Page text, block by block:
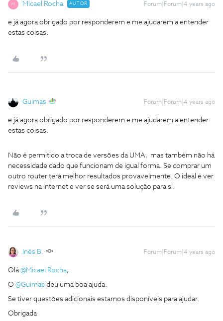
M Micael Rocha AUTOR Forum|Forum|4 years ago
e já agora obrigado por responderem e me ajudarem a entender
estas coisas.
Guimas Forum|Forum|4 years ago
e já agora obrigado por responderem e me ajudarem a entender
estas coisas.
Não é permitido a troca de versões da UMA, mas também não há
necessidade dado que funcionam de igual forma. Se comprar um
outro router terá melhor resultados provavelmente. O ideal é ver
reviews na internet e ver se será uma solução para si.
Inês B. Forum|Forum|4 years ago
Olá@Micael Rocha,
O @Guimas deu uma boa ajuda.
Se tiver questões adicionais estamos disponíveis para ajudar.
Obrigada